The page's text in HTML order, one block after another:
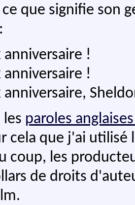
que signifie son
anniversaire !
anniversaire !
anniversaire,
les paroles
cela que j'ai utilisé
coup, les
de droits